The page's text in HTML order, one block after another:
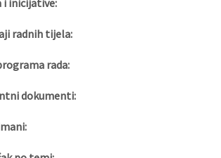
i inicijative:
radnih tijela:
rada:
dokumenti: